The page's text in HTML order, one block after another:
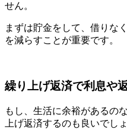
せん。
まずは貯金をして、借りな
を減らすことが重要です。
繰り上げ返済で利息や
もし、生活に余裕があるの
上げ返済するのも良いでしょ